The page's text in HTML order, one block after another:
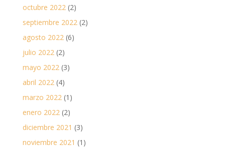
octubre 2022(2)
septiembre 2022(2)
agosto 2022(6)
julio 2022(2)
mayo 2022(3)
abril 2022(4)
marzo 2022(1)
enero 2022(2)
diciembre 2021 (3)
noviembre 2021 (1)